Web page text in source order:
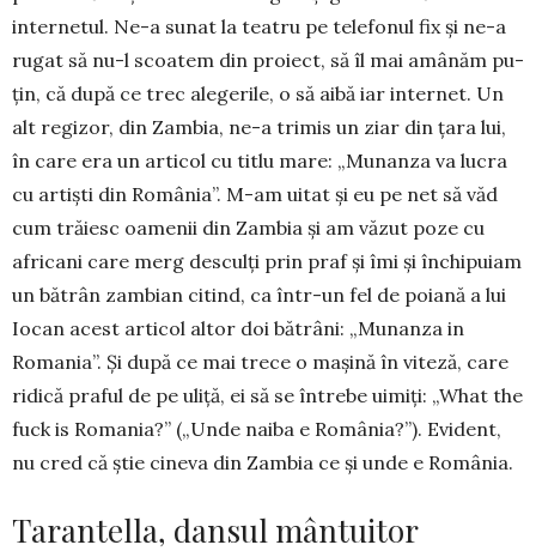
internetul. Ne-a sunat la teatru pe telefonul fix și ne-a
rugat să nu-l scoatem din proiect, să îl mai amânăm pu­
țin, că după ce trec alegerile, o să aibă iar inter­net. Un
alt regizor, din Zambia, ne-a trimis un ziar din țara lui,
în care era un articol cu titlu mare: „Munanza va lucra
cu artiști din Româ­nia”. M-am uitat și eu pe net să văd
cum trăiesc oa­menii din Zambia și am văzut poze cu
afri­cani care merg desculți prin praf și îmi și închi­puiam
un bătrân zambian ci­tind, ca într-un fel de poiană a lui
Iocan acest ar­ticol altor doi bă­trâni: „Mu­nan­za in
Romania”. Și după ce mai tre­ce o ma­șină în viteză, care
ri­dică praful de pe uliță, ei să se întrebe uimiți: „What the
fuck is Romania?” („Unde naiba e România?”). Evi­dent,
nu cred că știe cineva din Zambia ce și unde e România.
Tarantella, dansul mântuitor